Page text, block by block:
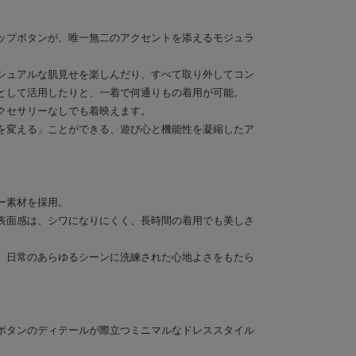
プボタンが、唯一無二のアクセントを添えるモジュラ
ュアルな肌見せを楽しんだり、すべて取り外してコン
て活用したりと、一着で何通りもの着用が可能。
サリーなしでも着映えます。
変える」ことができる、遊び心と機能性を凝縮したア
材を採用。
面感は、シワになりにくく、長時間の着用でも美しさ
日常のあらゆるシーンに洗練された心地よさをもたら
タンのディテールが際立つミニマルなドレススタイル